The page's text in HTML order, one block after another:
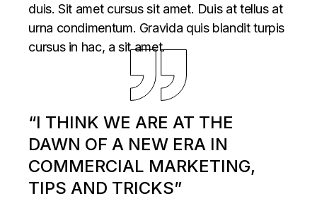
duis. Sit amet cursus sit amet. Duis at tellus at
urna condimentum. Gravida quis blandit turpis
cursus in hac, a sit amet.
“I THINK WE ARE AT THE
DAWN OF A NEW ERA IN
COMMERCIAL MARKETING,
TIPS AND TRICKS”